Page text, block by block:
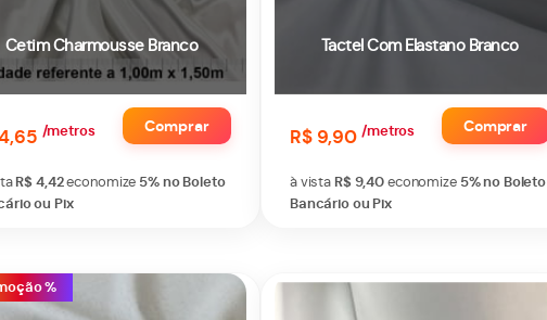
Cetim Charmousse Branco
/metros Comprar
R$ 4,42economize 5%no Boleto
ou Pix
Tactel Com Elastano Branco
R$ 9,90 /metros Comprar
à vista R$ 9,40economize 5%no Boleto
Bancário ou Pix
%